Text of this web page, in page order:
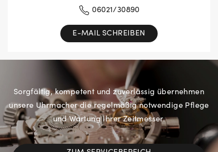
06021/30890
E-MAIL SCHREIBEN
Sorgfältig, kompetent und zuverlässig übernehmen
unsere Uhrmacher die regelmäßig notwendige Pflege
und Wartung Ihrer Zeitmesser.